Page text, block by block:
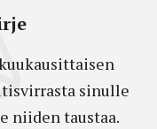
sinulle
niiden taustaa.